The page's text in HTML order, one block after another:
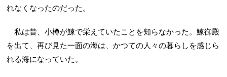
れなくなったのだった。
私は昔、小樽が鰊で栄えていたことを知らなかった。鰊御殿
を出て、再び見た一面の海は、かつての人々の暮らしを感じら
れる海になっていた。